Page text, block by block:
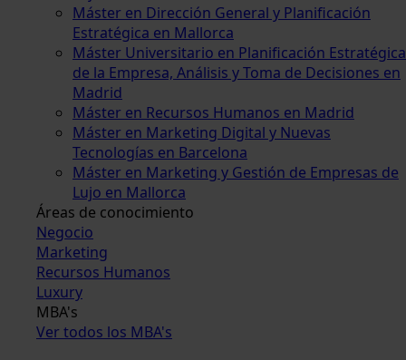
Máster en Dirección General y Planificación
Estratégica en Mallorca
Máster Universitario en Planificación Estratégica
de la Empresa, Análisis y Toma de Decisiones en
Madrid
Máster en Recursos Humanos en Madrid
Máster en Marketing Digital y Nuevas
Tecnologías en Barcelona
Máster en Marketing y Gestión de Empresas de
Lujo en Mallorca
Áreas de conocimiento
Negocio
Marketing
Recursos Humanos
Luxury
MBA's
Ver todos los MBA's